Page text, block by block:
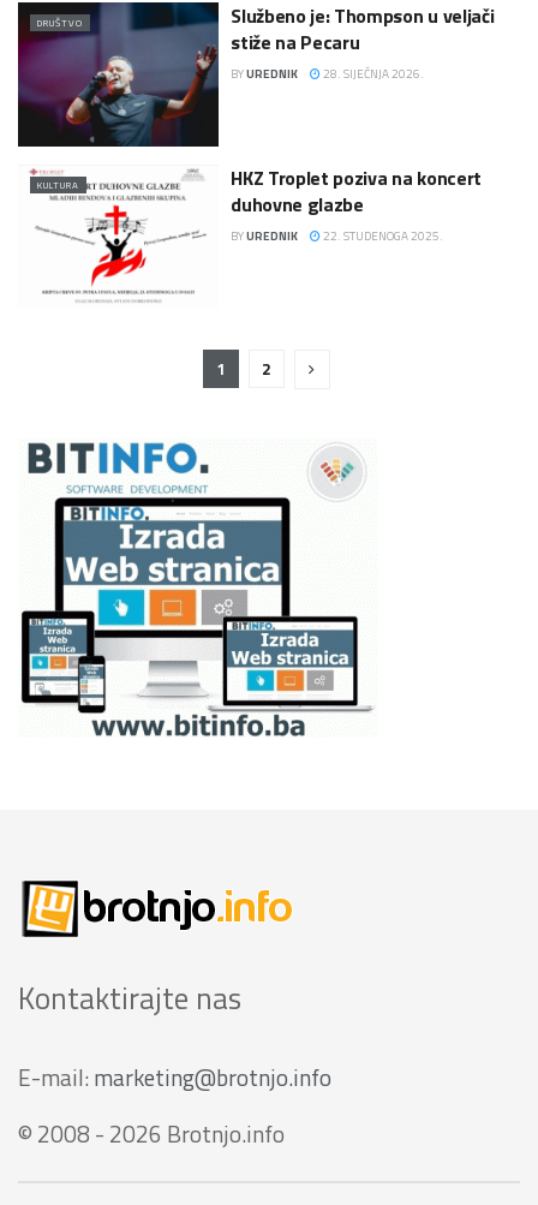
DRUŠTVO
Službeno je: Thompson u veljači
stiže na Pecaru
BYUREDNIK 28. SIJEČNJA 2026.
KULTURA
HKZ Troplet poziva na koncert
duhovne glazbe
BYUREDNIK 22. STUDENOGA 2025.
1 2
Kontaktirajte nas
E-mail: marketing@brotnjo.info
© 2008 - 2026 Brotnjo.info